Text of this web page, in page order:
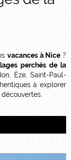
vacances à Nice ?
perchés de la
Èze, Saint-Paul-
à explorer